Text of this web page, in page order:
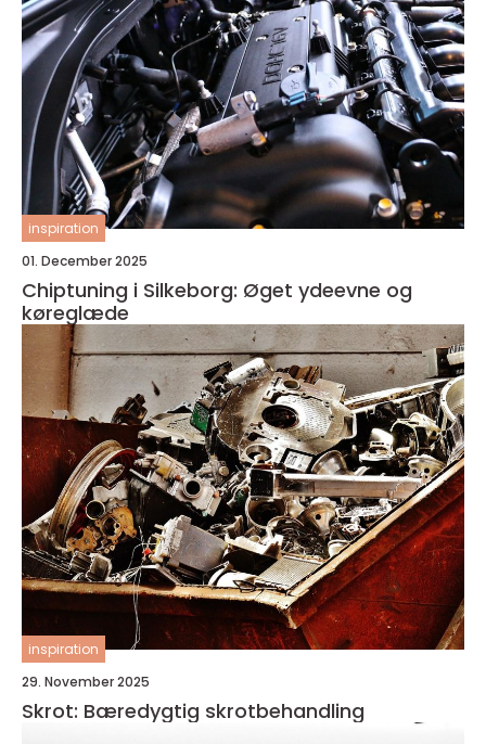
inspiration
01. December 2025
Chiptuning i Silkeborg: Øget ydeevne og
køreglæde
inspiration
29. November 2025
Skrot: Bæredygtig skrotbehandling